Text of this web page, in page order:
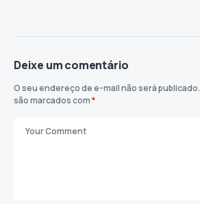
Deixe um comentário
O seu endereço de e-mail não será publicado.
são marcados com*